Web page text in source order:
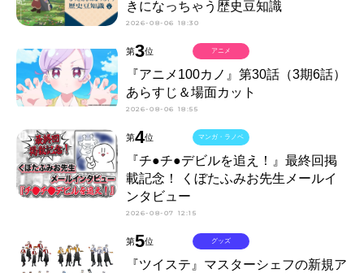
きになっちゃう歴史豆知識
2026-08-06 18:30
第3位
『アニメ100カノ』第30話（3期6話）
あらすじ＆場面カット
2026-08-06 18:55
アニメ
第4位
『チ●チ●デビルを追え！』最終回掲
載記念！ くぼたふみお先生メールイ
ンタビュー
2026-08-07 12:15
マンガ・ラノベ
第5位
『ツイステ』マスターシェフの新規ア
グッズ